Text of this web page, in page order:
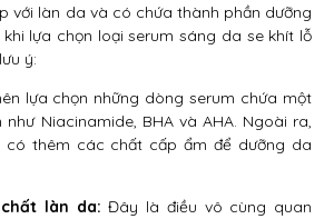
với làn da và có chứa thành phần dưỡng
lựa chọn loại serum sáng da se khít lỗ
ý:
lựa chọn những dòng serum chứa một
Niacinamide, BHA và AHA. Ngoài ra,
có thêm các chất cấp ẩm để dưỡng da
làn da: Đây là điều vô cùng quan